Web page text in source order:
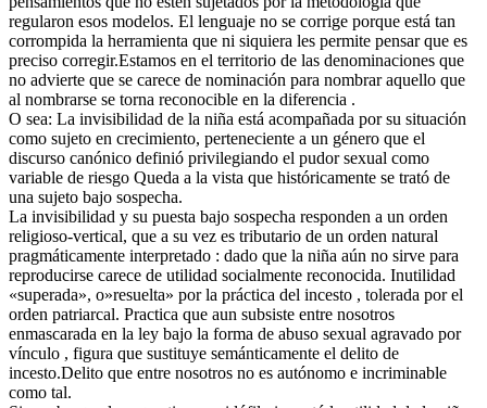
regularon esos modelos. El lenguaje no se corrige porque está tan
corrompida la herramienta que ni siquiera les permite pensar que es
preciso corregir.Estamos en el territorio de las denominaciones que
no advierte que se carece de nominación para nombrar aquello que
al nombrarse se torna reconocible en la diferencia .
O sea: La invisibilidad de la niña está acompañada por su situación
como sujeto en crecimiento, perteneciente a un género que el
discurso canónico definió privilegiando el pudor sexual como
variable de riesgo Queda a la vista que históricamente se trató de
una sujeto bajo sospecha.
La invisibilidad y su puesta bajo sospecha responden a un orden
religioso-vertical, que a su vez es tributario de un orden natural
pragmáticamente interpretado : dado que la niña aún no sirve para
reproducirse carece de utilidad socialmente reconocida. Inutilidad
«superada», o»resuelta» por la práctica del incesto , tolerada por el
orden patriarcal. Practica que aun subsiste entre nosotros
enmascarada en la ley bajo la forma de abuso sexual agravado por
vínculo , figura que sustituye semánticamente el delito de
incesto.Delito que entre nosotros no es autónomo e incriminable
como tal.